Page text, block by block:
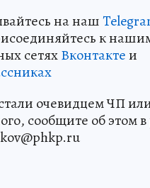
на наш
к
сетяхВконтактеи
очевидцем ЧП
сообщите об этом